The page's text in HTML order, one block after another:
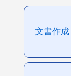
文書作成